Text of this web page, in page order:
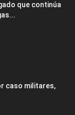
que continúa
caso militares,